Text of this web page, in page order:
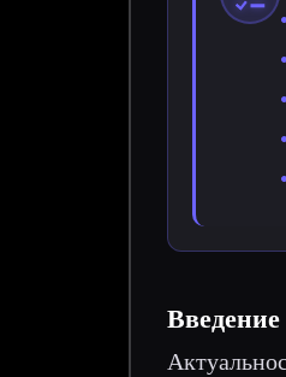
Введение